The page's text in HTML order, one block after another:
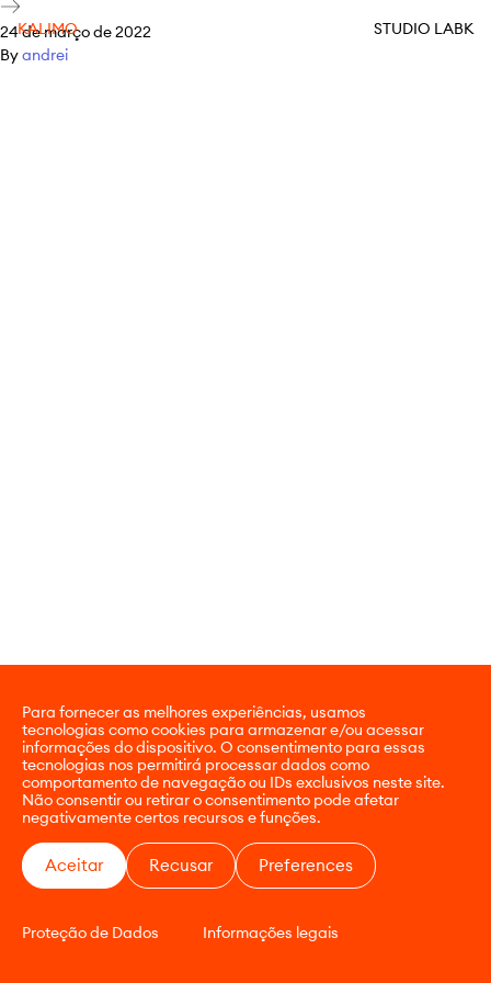
Para fornecer as melhores experiências, usamos
tecnologias como cookies para armazenar e/ou acessar
informações do dispositivo. O consentimento para essas
tecnologias nos permitirá processar dados como
comportamento de navegação ou IDs exclusivos neste site.
Não consentir ou retirar o consentimento pode afetar
negativamente certos recursos e funções.
Aceitar Recusar Preferences
Proteção de Dados Informações legais
KALIMO STUDIO LABK
24 de março de 2022
Byandrei